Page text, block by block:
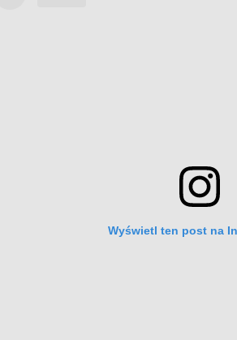
Wyświetl ten post na